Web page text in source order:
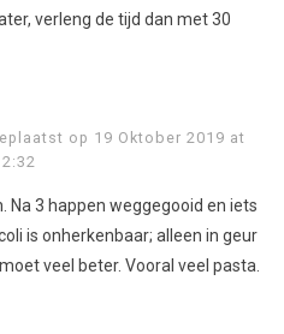
, verleng de tijd dan met30
op 19 Oktober 2019 at
Na 3 happen weggegooid en iets
is onherkenbaar; alleen in geur
veel beter. Vooral veel pasta.